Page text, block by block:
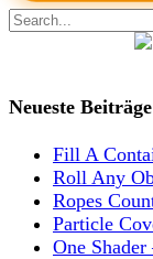
Neueste Beiträge
Fill A
Roll Any
Ropes
Particle
One